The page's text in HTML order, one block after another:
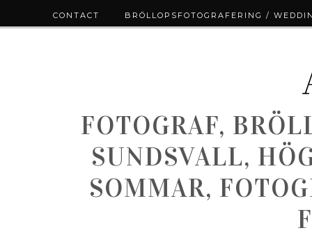
FOTOGRAF,
SUNDSVALL,
SOMMAR,
CONTACT BRÖLLOPSFOTOGRAFERING /